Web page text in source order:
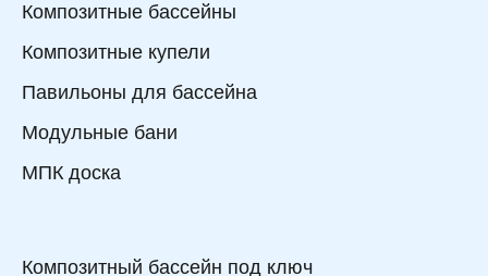
Композитные бассейны
Композитные купели
Павильоны для бассейна
Модульные бани
МПК доска
Композитный бассейн под ключ